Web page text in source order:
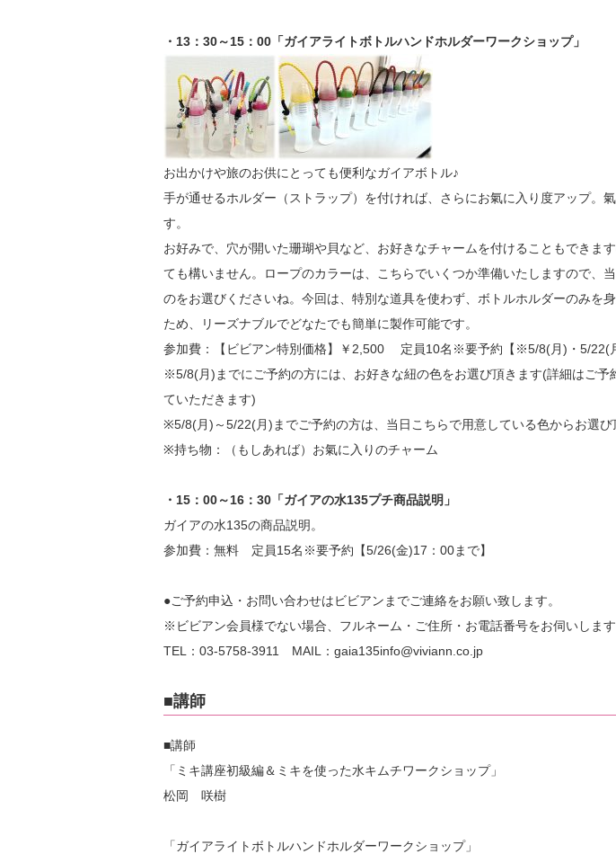
・13：30～15：00「ガイアライトボトルハンドホルダーワークショップ」
お出かけや旅のお供にとっても便利なガイアボトル♪
手が通せるホルダー（ストラップ）を付ければ、さらにお氣に入り度アップ。
す。
お好みで、穴が開いた珊瑚や貝など、お好きなチャームを付けることもできま
ても構いません。ロープのカラーは、こちらでいくつか準備いたしますので、
のをお選びくださいね。今回は、特別な道具を使わず、ボトルホルダーのみを
ため、リーズナブルでどなたでも簡単に製作可能です。
参加費：【ビビアン特別価格】￥2,500 定員10名※要予約【※5/8(月)・5/22(
※5/8(月)までにご予約の方には、お好きな紐の色をお選び頂きます(詳細はご予
ていただきます)
※5/8(月)～5/22(月)までご予約の方は、当日こちらで用意している色からお選び
※持ち物：（もしあれば）お氣に入りのチャーム
・15：00～16：30「ガイアの水135プチ商品説明」
ガイアの水135の商品説明。
参加費：無料 定員15名※要予約【5/26(金)17：00まで】
●ご予約申込・お問い合わせはビビアンまでご連絡をお願い致します。
※ビビアン会員様でない場合、フルネーム・ご住所・お電話番号をお伺いします
TEL：03-5758-3911 MAIL：gaia135info@viviann.co.jp
■講師
■講師
「ミキ講座初級編＆ミキを使った水キムチワークショップ」
松岡 咲樹
「ガイアライトボトルハンドホルダーワークショップ」